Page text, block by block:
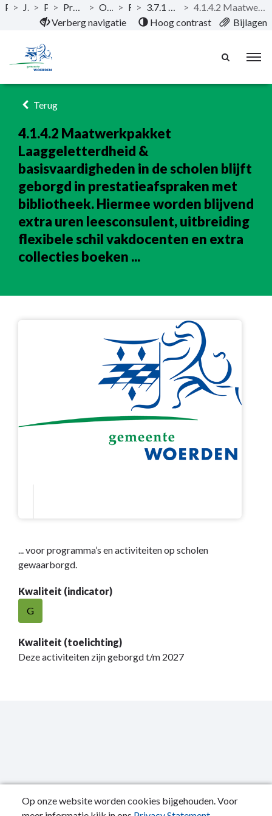
Naar hoofdinhoud
Publicaties
> Jaarstukken 2024> Programma's
> Programma 4. Cultuur, Economie, Recreatie & toerisme, Energietransitie > Opgave: Kunst en cultuur, Recreatie en toerisme > Resultaat
> 3.7.1 / 4.1.4 De tevredenheid van inwoners over voorzieningen is gestegen en basisvaardigheden zijn vergroot. >
4.1.4.2 Maatwerkpakket Laaggeletterdheid & basisvaardigheden in de scholen blijft geborgd in prestatieafspraken met bibliotheek. Hiermee worden blijvend extra uren leesconsulent, uitbreiding flexibele schil vakdocenten en extra collecties boeken ...
Verberg navigatie
Hoog contrast Bijlagen
Terug
4.1.4.2 Maatwerkpakket
Laaggeletterdheid &
basisvaardigheden in de scholen blijft
geborgd in prestatieafspraken met
bibliotheek. Hiermee worden blijvend
extra uren leesconsulent, uitbreiding
flexibele schil vakdocenten en extra
collecties boeken ...
... voor programma’s en activiteiten op scholen
gewaarborgd.
Kwaliteit (indicator)
G
Kwaliteit (toelichting)
Deze activiteiten zijn geborgd t/m 2027
Op onze website worden cookies bijgehouden. Voor